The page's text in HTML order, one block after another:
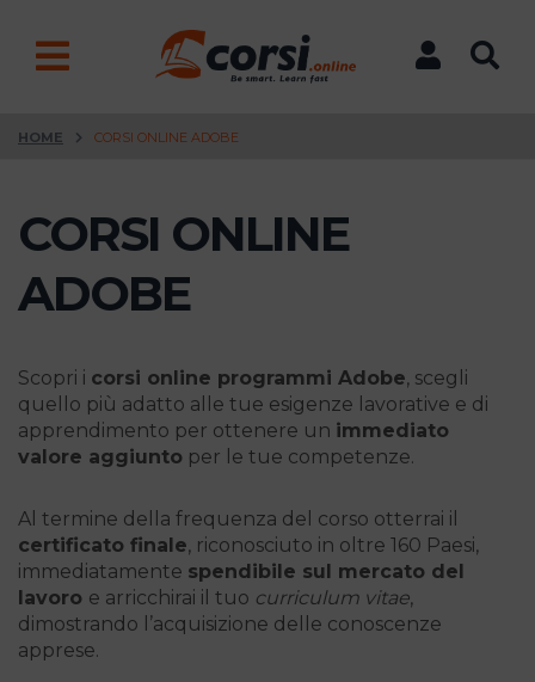
HOME CORSI ONLINE ADOBE
CORSI ONLINE
ADOBE
Scopri i corsi online programmi Adobe, scegli
quello più adatto alle tue esigenze lavorative e di
apprendimento per ottenere un immediato
valore aggiunto per le tue competenze.
Al termine della frequenza del corso otterrai il
certificato finale, riconosciuto in oltre 160 Paesi,
immediatamente spendibile sul mercato del
lavoro e arricchirai il tuo curriculum vitae,
dimostrando l’acquisizione delle conoscenze
apprese.